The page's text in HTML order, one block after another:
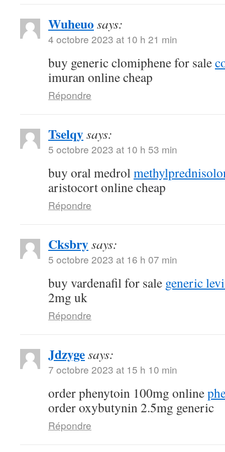
Wuheuo says:
4 octobre 2023 at 10 h 21 min
buy generic clomiphene for sale
imuran online cheap
Répondre
Tselqysays:
5 octobre 2023 at 10 h 53 min
buy oral medrol
aristocort online cheap
Répondre
Cksbrysays:
5 octobre 2023 at 16 h 07 min
buy vardenafil for sale generic
2mg uk
Répondre
Jdzygesays:
7 octobre 2023 at 15 h 10 min
order phenytoin 100mg online
order oxybutynin 2.5mg generic
Répondre